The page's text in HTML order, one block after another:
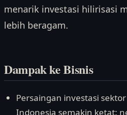
menarik investasi hilirisasi
lebih beragam.
Dampak ke Bisnis
Persaingan investasi
Indonesia semakin ketat: